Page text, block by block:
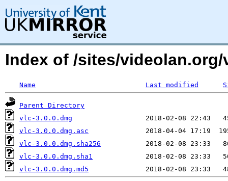
Index of /sites/videolan.org/
Name Last modified
Parent Directory
vlc-3.0.0.dmg
vlc-3.0.0.dmg.asc
vlc-3.0.0.dmg.sha256
vlc-3.0.0.dmg.sha1
vlc-3.0.0.dmg.md5